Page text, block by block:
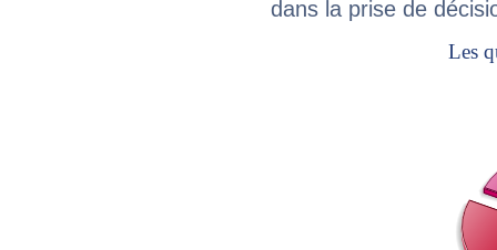
dans la prise de